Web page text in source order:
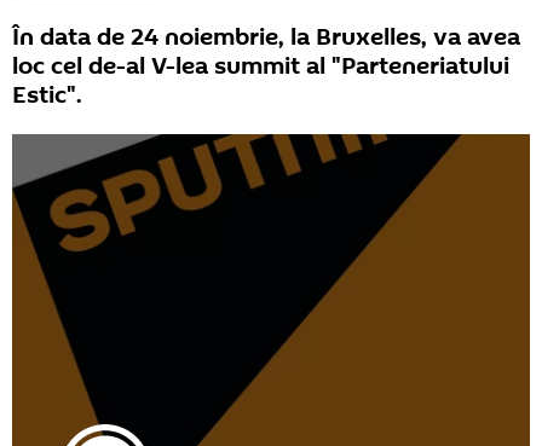
În data de 24 noiembrie, la Bruxelles, va avea
loc cel de-al V-lea summit al "Parteneriatului
Estic".